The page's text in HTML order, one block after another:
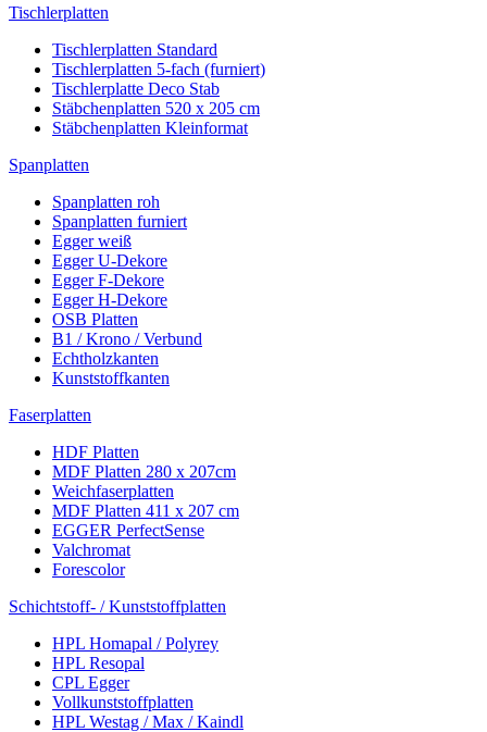
Tischlerplatten
Tischlerplatten Standard
Tischlerplatten 5-fach (furniert)
Tischlerplatte Deco Stab
Stäbchenplatten 520 x 205 cm
Stäbchenplatten Kleinformat
Spanplatten
Spanplatten roh
Spanplatten furniert
Egger weiß
Egger U-Dekore
Egger F-Dekore
Egger H-Dekore
OSB Platten
B1 / Krono / Verbund
Echtholzkanten
Kunststoffkanten
Faserplatten
HDF Platten
MDF Platten 280 x 207cm
Weichfaserplatten
MDF Platten 411 x 207 cm
EGGER PerfectSense
Valchromat
Forescolor
Schichtstoff- / Kunststoffplatten
HPL Homapal / Polyrey
HPL Resopal
CPL Egger
Vollkunststoffplatten
HPL Westag / Max / Kaindl